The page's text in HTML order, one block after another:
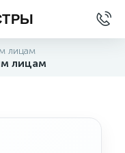
лицам
лицам